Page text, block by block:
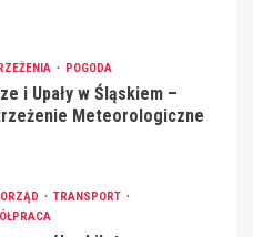
POGODA
i Upały w Śląskiem –
Meteorologiczne
TRANSPORT